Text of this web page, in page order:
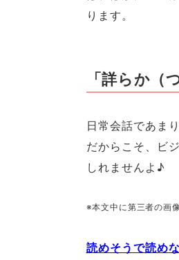
ります。
「詳らか（
日常会話であま
だからこそ、ビ
しれませんよ♪
※本文中に第三者の画
読めそうで読め